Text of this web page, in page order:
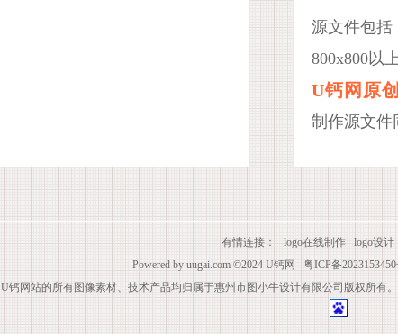
源文件包括
800x800以
U钙网原
制作源文件
有情连接： logo在线制作 logo设计
Powered by uugai.com ©2024 U钙网 粤ICP备
U钙网站的所有图像素材、技术产品均归属于惠州市图小牛设计有限公司版权所有